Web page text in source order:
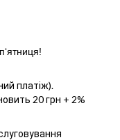
платіж).
20 грн + 2%